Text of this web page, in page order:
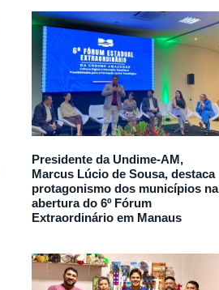
Presidente da Undime-AM,
Marcus Lúcio de Sousa, destaca
protagonismo dos municípios na
abertura do 6º Fórum
Extraordinário em Manaus